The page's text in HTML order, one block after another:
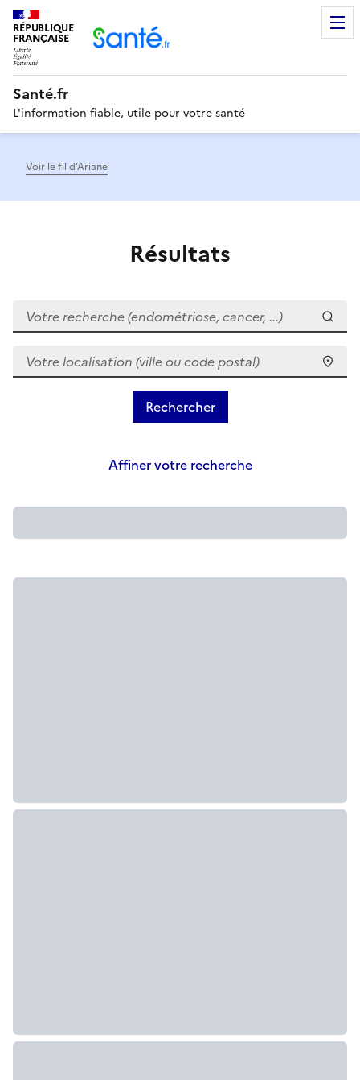
RÉPUBLIQUE
FRANÇAISE
Santé.fr
L'information fiable, utile pour votre santé
Voir le fil d’Ariane
Résultats
Votre recherche (endométriose, cancer, ...)
Votre localisation (ville ou code postal)
Affiner votre recherche